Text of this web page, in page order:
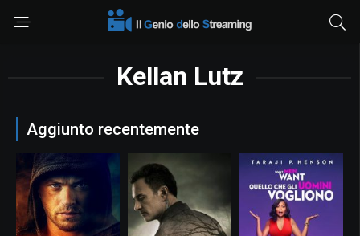
Kellan Lutz
Aggiunto recentemente